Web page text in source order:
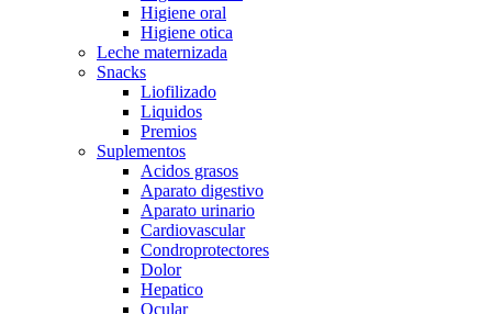
Higiene oral
Higiene otica
Leche maternizada
Snacks
Liofilizado
Liquidos
Premios
Suplementos
Acidos grasos
Aparato digestivo
Aparato urinario
Cardiovascular
Condroprotectores
Dolor
Hepatico
Ocular